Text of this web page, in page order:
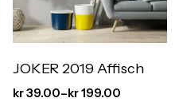
JOKER 2019 Affisch
kr39.00–kr199.00